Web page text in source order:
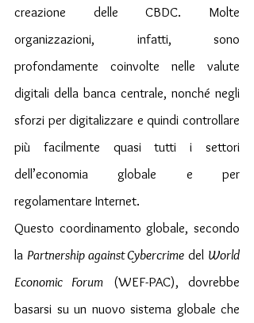
creazione delle CBDC. Molte
organizzazioni, infatti, sono
profondamente coinvolte nelle valute
digitali della banca centrale, nonché negli
sforzi per digitalizzare e quindi controllare
più facilmente quasi tutti i settori
dell’economia globale e per
regolamentare Internet.
Questo coordinamento globale, secondo
la Partnership against Cybercrime del World
Economic Forum (WEF-PAC), dovrebbe
basarsi su un nuovo sistema globale che